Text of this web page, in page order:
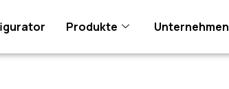
Produkte Unternehmen